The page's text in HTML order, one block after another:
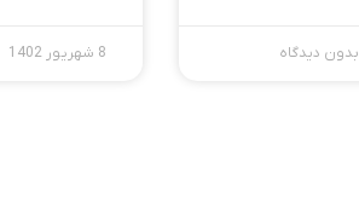
بدون دیدگاه 8 شهریور 1402